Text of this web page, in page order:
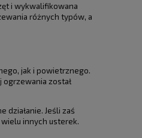
i wykwalifikowana
różnych typów, a
jak i powietrznego.
został
działanie. Jeśli zaś
innych usterek.